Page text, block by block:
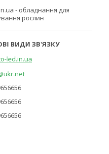
- обладнання для
рослин
led.in.ua